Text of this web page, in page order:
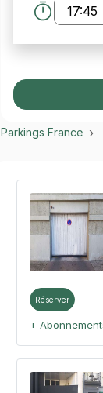
Parkings France
Réserver
+